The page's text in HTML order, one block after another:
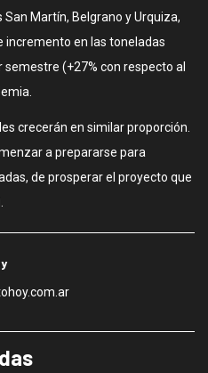
Martín, Belgrano y Urquiza,
en las toneladas
(+27% con respecto al
crecerán en similar proporción.
a prepararse para
de prosperar el proyecto que